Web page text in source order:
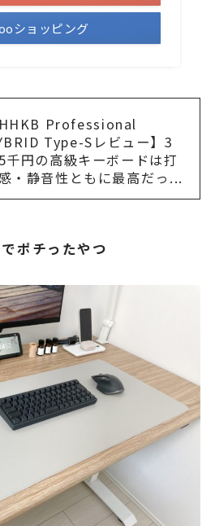
ショッピング
HHKB Professional
Type-Sレビュー】3
千円の高級キーボードは打
・静音性ともに最高だっ...
ポチったやつ